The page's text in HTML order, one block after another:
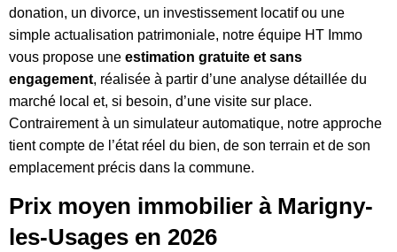
donation, un divorce, un investissement locatif ou une
simple actualisation patrimoniale, notre équipe HT Immo
vous propose une estimation gratuite et sans
engagement, réalisée à partir d’une analyse détaillée du
marché local et, si besoin, d’une visite sur place.
Contrairement à un simulateur automatique, notre approche
tient compte de l’état réel du bien, de son terrain et de son
emplacement précis dans la commune.
Prix moyen immobilier à Marigny-
les-Usages en 2026